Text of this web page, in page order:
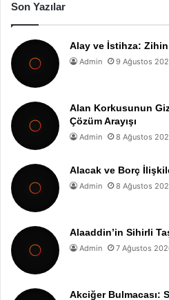
Son Yazılar
Alay ve İstihza: Zihin
Admin 9 Ağustos
Alan Korkusunun
Çözüm Arayışı
Admin 8 Ağustos
Alacak ve Borç
Admin 8 Ağustos
Alaaddin’in Sihirli
Admin 7 Ağustos
Akciğer Bulmacası: